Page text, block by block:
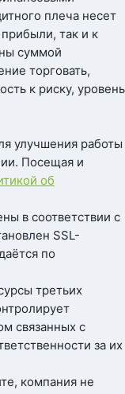
плеча несет
так и к
суммой
торговать,
к риску, уровень
улучшения работы
Посещая и
об
в соответствии с
SSL-
по
третьих
связанных с
за их
компания не